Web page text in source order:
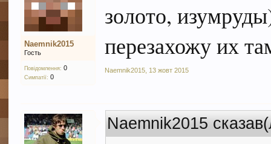
Naemnik2015
Гость
Повідомлення: 0
Симпатії: 0
золото,
перезахожу их
Naemnik2015 13 жовт 2015
Naemnik2015